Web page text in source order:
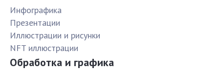
Инфографика
Презентации
Иллюстрации и рисунки
NFT иллюстрации
Обработка и графика